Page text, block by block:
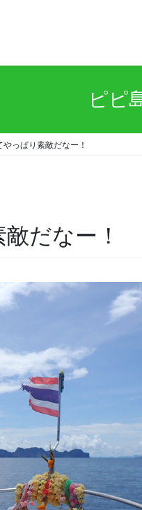
ピピ
っぱり素敵だなー！
だなー！